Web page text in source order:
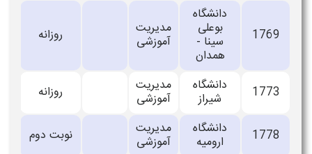
1769
دانشگاه
بوعلی
سینا -
همدان
مدیریت
آموزشی روزانه
1773 دانشگاه
شیراز
مدیریت
آموزشی روزانه
1778 دانشگاه
ارومیه
مدیریت
آموزشی نوبت دوم